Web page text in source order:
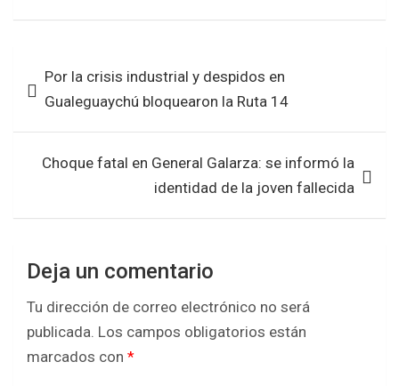
ce
o
o
k
tt at
A
p
p
ar
de
entradas
Por la crisis industrial y despidos en
Gualeguaychú bloquearon la Ruta 14
Choque fatal en General Galarza: se informó la
identidad de la joven fallecida
Deja un comentario
Tu dirección de correo electrónico no será
publicada. Los campos obligatorios están
marcados con *